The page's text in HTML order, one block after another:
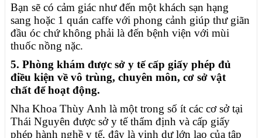
Bạn sẽ có cảm giác như đến một khách sạn hạng
sang hoặc 1 quán caffe với phong cảnh giúp thư giãn
đầu óc chứ không phải là đến bệnh viện với mùi
thuốc nồng nặc.
5. Phòng khám được sở y tế cấp giấy phép đủ
điều kiện về vô trùng, chuyên môn, cơ sở vật
chất để hoạt động.
Nha Khoa Thùy Anh là một trong số ít các cơ sở tại
Thái Nguyên được sở y tế thẩm định và cấp giấy
phép hành nghề y tế, đây là vinh dự lớn lao của tập